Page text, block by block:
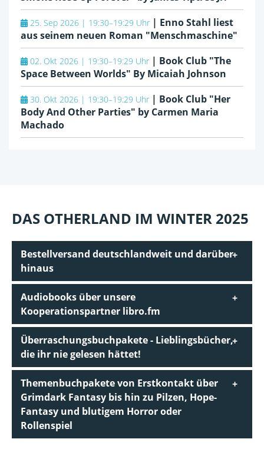
25. Sep 2026 | 19:30–19:29 Uhr | Enno Stahl liest
aus seinem neuen Roman "Menschmaschine"
02. Okt 2026 | 19:30–19:29 Uhr | Book Club "The
Space Between Worlds" By Micaiah Johnson
30. Okt 2026 | 19:30–19:29 Uhr | Book Club "Her
Body And Other Parties" by Carmen Maria
Machado
DAS OTHERLAND IM WINTER 2025
Bestellversand deutschlandweit und darüber
hinaus
Audiobooks über unsere
Kooperationspartner libro.fm
Überraschungsbuchpakete - Lieblingsbücher,
die ihr nie gelesen hättet!
Themenbuchpakete von Erstkontakt über
Grimdark Fantasy bis hin zu Pilzen, Hope-
Fantasy und blutigem Horror oder
Rollenspiel